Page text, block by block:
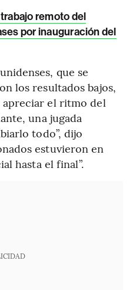
remoto del
por inauguración del
que se
los resultados bajos,
el ritmo del
una jugada
todo”, dijo
estuvieron en
hasta el final”.